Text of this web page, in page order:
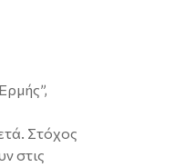
Στόχος
στις